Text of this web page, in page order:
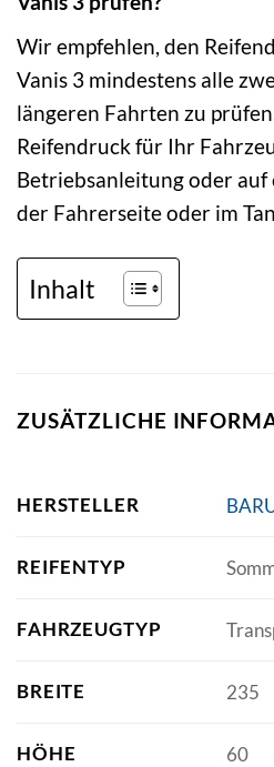
Wir empfehlen, den
Vanis 3 mindestens alle
längeren Fahrten zu
Reifendruck für Ihr
Betriebsanleitung oder auf
der Fahrerseite oder im
Inhalt
ZUSÄTZLICHE
HERSTELLER
REIFENTYP
FAHRZEUGTYP
BREITE 235
HÖHE 60